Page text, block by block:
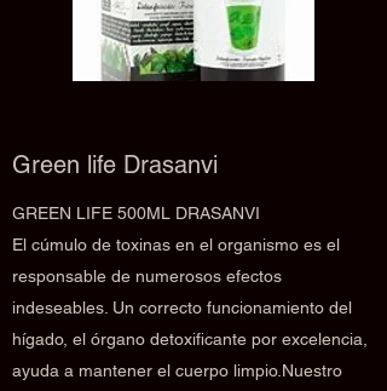
Green life Drasanvi
GREEN LIFE 500ML DRASANVI
El cúmulo de toxinas en el organismo es el
responsable de numerosos efectos
indeseables. Un correcto funcionamiento del
hígado, el órgano detoxificante por excelencia,
ayuda a mantener el cuerpo limpio.Nuestro